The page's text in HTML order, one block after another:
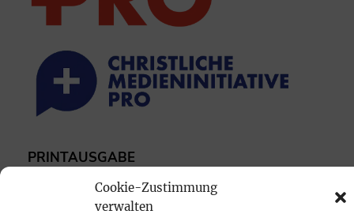
Cookie-Zustimmung
verwalten
PRINTAUSGABE
Mediadaten